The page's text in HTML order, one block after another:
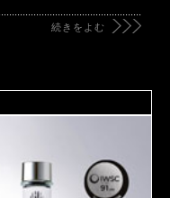
続きをよむ